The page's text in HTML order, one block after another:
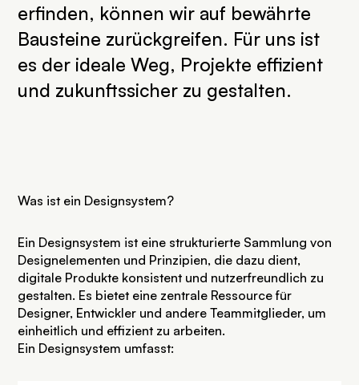
erfinden, können wir auf bewährte
Bausteine zurückgreifen. Für uns ist
es der ideale Weg, Projekte effizient
und zukunftssicher zu gestalten.
Was ist ein Designsystem?
Ein Designsystem ist eine strukturierte Sammlung von
Designelementen und Prinzipien, die dazu dient,
digitale Produkte konsistent und nutzerfreundlich zu
gestalten. Es bietet eine zentrale Ressource für
Designer, Entwickler und andere Teammitglieder, um
einheitlich und effizient zu arbeiten.
Ein Designsystem umfasst: